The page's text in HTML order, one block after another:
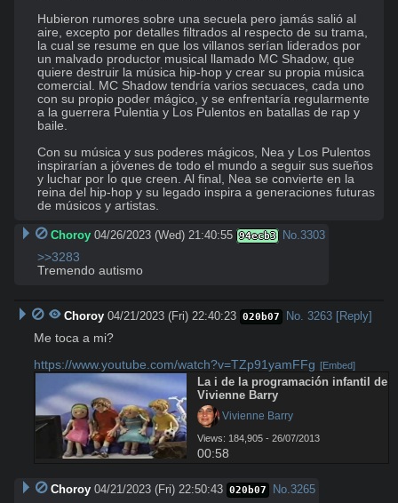
Hubieron rumores sobre una secuela pero jamás salió al
aire, excepto por detalles filtrados al respecto de su trama,
la cual se resume en que los villanos serían liderados por
un malvado productor musical llamado MC Shadow, que
quiere destruir la música hip-hop y crear su propia música
comercial. MC Shadow tendría varios secuaces, cada uno
con su propio poder mágico, y se enfrentaría regularmente
a la guerrera Pulentia y Los Pulentos en batallas de rap y
baile.
Con su música y sus poderes mágicos, Nea y Los Pulentos
inspirarían a jóvenes de todo el mundo a seguir sus sueños
y luchar por lo que creen. Al final, Nea se convierte en la
reina del hip-hop y su legado inspira a generaciones futuras
de músicos y artistas.
Choroy 04/26/2023 (Wed) 21:40:55 94ecb3 No. 3303
>>3283
Tremendo autismo
Choroy 04/21/2023 (Fri) 22:40:23 020b07 No. 3263 [Reply]
Me toca a mi?
https://www.youtube.com/watch?v=TZp91yamFFg [Embed]
La i de la programación infantil de
Vivienne Barry
Vivienne Barry
Views: 184,905 - 26/07/2013
00:58
Choroy 04/21/2023 (Fri) 22:50:43 020b07 No. 3265